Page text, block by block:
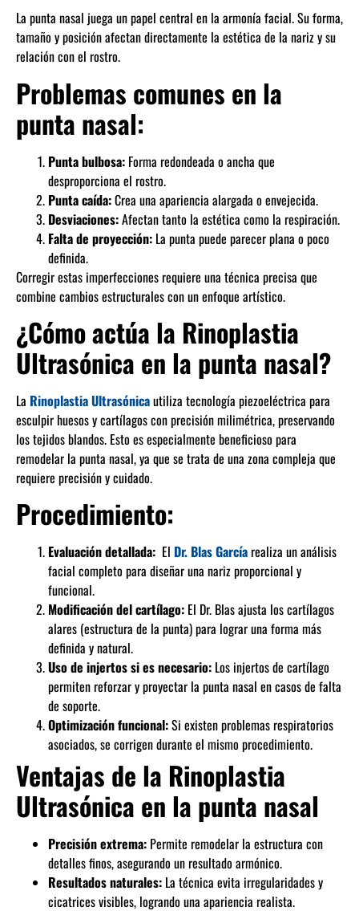
La punta nasal juega un papel central en la armonía facial. Su forma,
tamaño y posición afectan directamente la estética de la nariz y su
relación con el rostro.
Problemas comunes en la
punta nasal:
Punta bulbosa: Forma redondeada o ancha que
desproporciona el rostro.
Punta caída:Crea una apariencia alargada o envejecida.
Desviaciones:Afectan tanto la estética como la respiración.
Falta de proyección: La punta puede parecer plana o poco
definida.
Corregir estas imperfecciones requiere una técnica precisa que
combine cambios estructurales con un enfoque artístico.
¿Cómo actúa la Rinoplastia
Ultrasónica en la punta nasal?
La Rinoplastia Ultrasónicautiliza tecnología piezoeléctrica para
esculpir huesos y cartílagos con precisión milimétrica, preservando
los tejidos blandos. Esto es especialmente beneficioso para
remodelar la punta nasal, ya que se trata de una zona compleja que
requiere precisión y cuidado.
Procedimiento:
Evaluación detallada: El Dr. Blas Garcíarealiza un análisis
facial completo para diseñar una nariz proporcional y
funcional.
Modificación del cartílago: El Dr. Blas ajusta los cartílagos
alares (estructura de la punta) para lograr una forma más
definida y natural.
Uso de injertos si es necesario: Los injertos de cartílago
permiten reforzar y proyectar la punta nasal en casos de falta
de soporte.
Optimización funcional:Si existen problemas respiratorios
asociados, se corrigen durante el mismo procedimiento.
Ventajas de la Rinoplastia
Ultrasónica en la punta nasal
Precisión extrema: Permite remodelar la estructura con
detalles finos, asegurando un resultado armónico.
Resultados naturales: La técnica evita irregularidades y
cicatrices visibles, logrando una apariencia realista.